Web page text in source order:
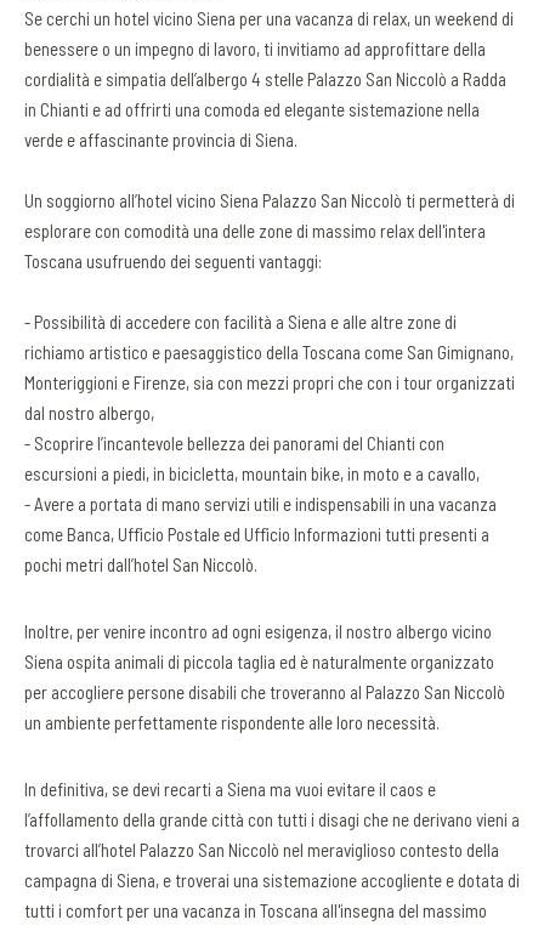
Se cerchi un hotel vicino Siena per una vacanza di relax, un weekend di
benessere o un impegno di lavoro, ti invitiamo ad approfittare della
cordialità e simpatia dell’albergo 4 stelle Palazzo San Niccolò a Radda
in Chianti e ad offrirti una comoda ed elegante sistemazione nella
verde e affascinante provincia di Siena.
Un soggiorno all’hotel vicino Siena Palazzo San Niccolò ti permetterà di
esplorare con comodità una delle zone di massimo relax dell'intera
Toscana usufruendo dei seguenti vantaggi:
- Possibilità di accedere con facilità a Siena e alle altre zone di
richiamo artistico e paesaggistico della Toscana come San Gimignano,
Monteriggioni e Firenze, sia con mezzi propri che con i tour organizzati
dal nostro albergo,
- Scoprire l’incantevole bellezza dei panorami del Chianti con
escursioni a piedi, in bicicletta, mountain bike, in moto e a cavallo,
- Avere a portata di mano servizi utili e indispensabili in una vacanza
come Banca, Ufficio Postale ed Ufficio Informazioni tutti presenti a
pochi metri dall’hotel San Niccolò.
Inoltre, per venire incontro ad ogni esigenza, il nostro albergo vicino
Siena ospita animali di piccola taglia ed è naturalmente organizzato
per accogliere persone disabili che troveranno al Palazzo San Niccolò
un ambiente perfettamente rispondente alle loro necessità.
In definitiva, se devi recarti a Siena ma vuoi evitare il caos e
l’affollamento della grande città con tutti i disagi che ne derivano vieni a
trovarci all’hotel Palazzo San Niccolò nel meraviglioso contesto della
campagna di Siena, e troverai una sistemazione accogliente e dotata di
tutti i comfort per una vacanza in Toscana all'insegna del massimo